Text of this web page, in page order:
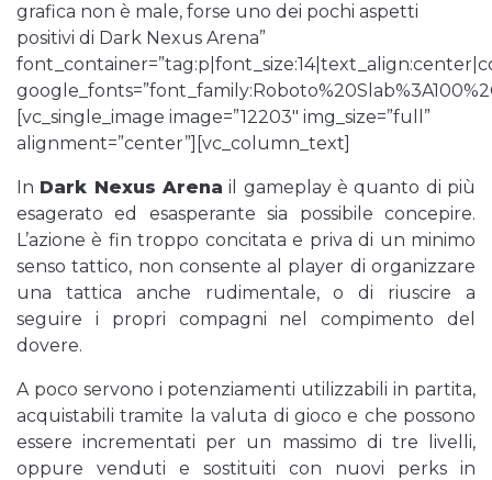
grafica non è male, forse uno dei pochi aspetti
positivi di Dark Nexus Arena”
[vc_single_image image=”12203″ img_size=”full”
alignment=”center”][vc_column_text]
In Dark Nexus Arena il gameplay è quanto di più
esagerato ed esasperante sia possibile concepire.
L’azione è fin troppo concitata e priva di un minimo
senso tattico, non consente al player di organizzare
una tattica anche rudimentale, o di riuscire a
seguire i propri compagni nel compimento del
dovere.
A poco servono i potenziamenti utilizzabili in partita,
acquistabili tramite la valuta di gioco e che possono
essere incrementati per un massimo di tre livelli,
oppure venduti e sostituiti con nuovi perks in